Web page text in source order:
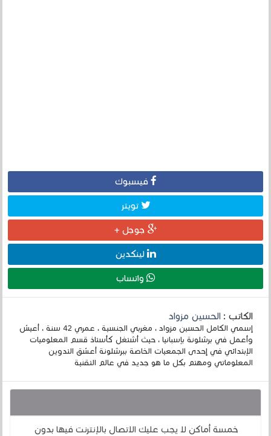
فيسبوك
تويتر
جوجل +
لينكدين
واتساب
الكاتب :الحسين مزواد
إسمي الكامل الحسين مزواد ، مغربي الجنسية ، عمري 42 سنة ، أعيش
وأعمل في برشلونة بإسبانيا ، حيث أشتغل كأستاذ قسم المعلوميات
الإبتدائي في إحدى الجمعيات الخاصة ببرشلونة أعشق التدوين
المعلوماتي ومهتم بكل ما هو جديد في عالم التقنية
خمسة أماكن لا يجب عليك الاتصال بالإنترنت فيها بدون